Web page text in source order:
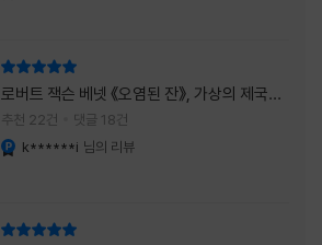
로버트 잭슨 베넷 《오염된 잔》, 가상의 제국이
주는 실감과 미스터리 사건의 치밀함이 이루어
내는 최상의 시너지...
추천 22건 댓글 18건
k******i 님의 리뷰